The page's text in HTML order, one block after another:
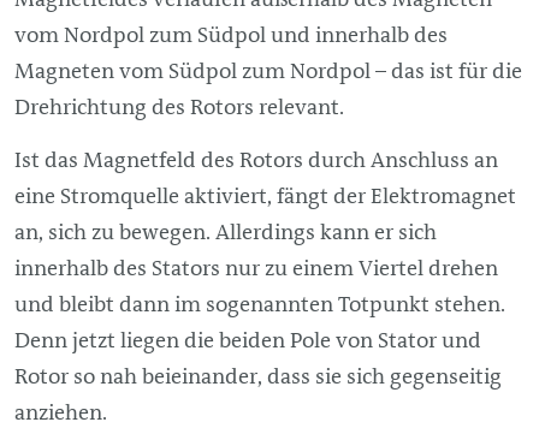
vom Nordpol zum Südpol und innerhalb des
Magneten vom Südpol zum Nordpol – das ist für die
Drehrichtung des Rotors relevant.
Ist das Magnetfeld des Rotors durch Anschluss an
eine Stromquelle aktiviert, fängt der Elektromagnet
an, sich zu bewegen. Allerdings kann er sich
innerhalb des Stators nur zu einem Viertel drehen
und bleibt dann im sogenannten Totpunkt stehen.
Denn jetzt liegen die beiden Pole von Stator und
Rotor so nah beieinander, dass sie sich gegenseitig
anziehen.